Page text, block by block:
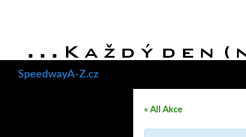
SpeedwayA-Z.cz
« All Akce